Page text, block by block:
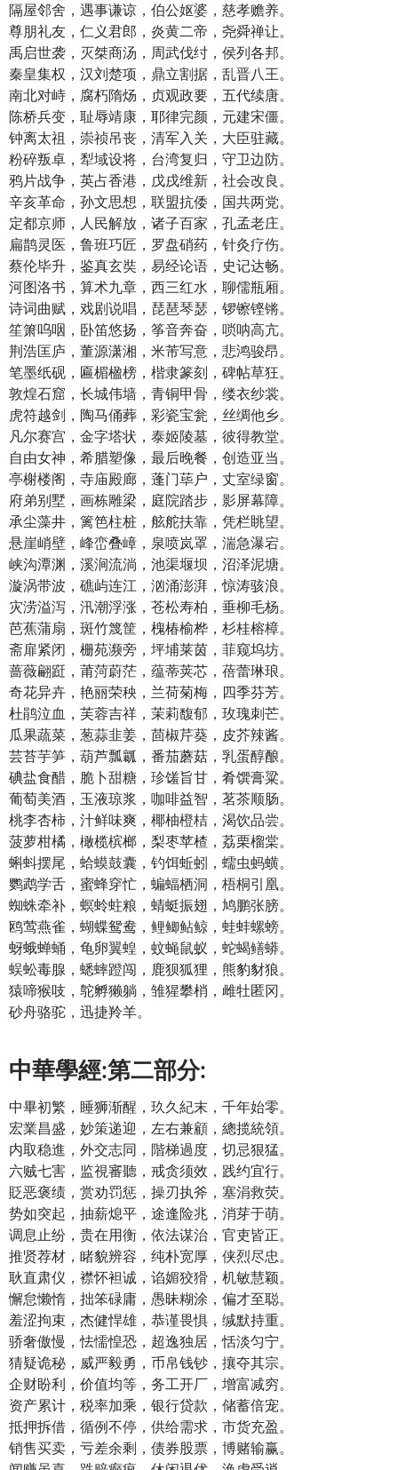
隔屋邻舍，遇事谦谅，伯公妪婆，慈孝赡养。
尊朋礼友，仁义君郎，炎黄二帝，尧舜禅让。
禹启世袭，灭桀商汤，周武伐纣，侯列各邦。
秦皇集权，汉刘楚项，鼎立割据，乱晋八王。
南北对峙，腐朽隋炀，贞观政要，五代续唐。
陈桥兵变，耻辱靖康，耶律完颜，元建宋僵。
钟离太祖，崇祯吊丧，清军入关，大臣驻藏。
粉碎叛卓，犁域设将，台湾复归，守卫边防。
鸦片战争，英占香港，戊戌维新，社会改良。
辛亥革命，孙文思想，联盟抗倭，国共两党。
定都京师，人民解放，诸子百家，孔孟老庄。
扁鹊灵医，鲁班巧匠，罗盘硝药，针灸疗伤。
蔡伦毕升，鉴真玄奘，易经论语，史记达畅。
河图洛书，算术九章，西三红水，聊儒瓶厢。
诗词曲赋，戏剧说唱，琵琶琴瑟，锣镲铿锵。
笙箫呜咽，卧笛悠扬，筝音奔奋，唢呐高亢。
荆浩匡庐，董源潇湘，米芾写意，悲鸿骏昂。
笔墨纸砚，匾楣楹榜，楷隶篆刻，碑帖草狂。
敦煌石窟，长城伟墙，青铜甲骨，缕衣纱裳。
虎符越剑，陶马俑葬，彩瓷宝瓮，丝绸他乡。
凡尔赛宫，金字塔状，泰姬陵墓，彼得教堂。
自由女神，希腊塑像，最后晚餐，创造亚当。
亭榭楼阁，寺庙殿廊，蓬门荜户，丈室绿窗。
府弟别墅，画栋雕梁，庭院踏步，影屏幕障。
承尘藻井，篱笆柱桩，舷舵扶靠，凭栏眺望。
悬崖峭壁，峰峦叠嶂，泉喷岚罩，湍急瀑宕。
峡沟潭渊，溪涧流淌，池渠堰坝，沼泽泥塘。
漩涡带波，礁屿连江，汹涌澎湃，惊涛骇浪。
灾涝溢泻，汛潮浮涨，苍松寿柏，垂柳毛杨。
芭蕉蒲扇，斑竹篾筐，槐椿榆桦，杉桂榕樟。
斋扉紧闭，栅苑濒旁，坪埔莱茵，菲窥坞坊。
蔷薇翩跹，莆菏蔚茫，蕴蒂荚芯，蓓蕾琳琅。
奇花异卉，艳丽荣秧，兰荷菊梅，四季芬芳。
杜鹃泣血，芙蓉吉祥，茉莉馥郁，玫瑰刺芒。
瓜果蔬菜，葱蒜韭姜，茴椒芹葵，皮芥辣酱。
芸苔芋笋，葫芦瓢瓤，番茄蘑菇，乳蛋醇酿。
碘盐食醋，脆卜甜糖，珍馐旨甘，肴馔膏粱。
葡萄美酒，玉液琼浆，咖啡益智，茗茶顺肠。
桃李杏柿，汁鲜味爽，椰柚橙桔，渴饮品尝。
菠萝柑橘，橄榄槟榔，梨枣苹楂，荔栗榴棠。
蝌蚪摆尾，蛤蟆鼓囊，钓饵蚯蚓，蠕虫蚂蟥。
鹦鹉学舌，蜜蜂穿忙，蝙蝠栖洞，梧桐引凰。
蜘蛛牵补，螟蛉蛀粮，蜻蜓振翅，鸠鹏张膀。
鸥莺燕雀，蝴蝶鸳鸯，鲤鲫鲇鲸，蛙蚌螺螃。
蚜蛾蝉蛹，龟卵翼蝗，蚊蝇鼠蚁，蛇蝎鳝蟒。
蜈蚣毒腺，蟋蟀蹬闯，鹿狈狐狸，熊豹豺狼。
猿啼猴吱，鸵孵獭躺，雏猩攀梢，雌牡匿冈。
砂舟骆驼，迅捷羚羊。
中華學經:第二部分:
中畢初繁，睡狮渐醒，玖久紀末，千年始零。
宏業昌盛，妙策递迎，左右兼顧，總揽統領。
内取稳進，外交志同，階梯過度，切忌狠猛。
六贼七害，监視審聽，戒贪须效，践约宜行。
貶恶褒绩，赏劝罚惩，操刃执斧，塞涓救荧。
势如突起，抽薪熄平，途逢险兆，消芽于萌。
调息止纷，贵在用衡，依法谋治，官吏皆正。
推贤荐材，睹貌辨容，纯朴宽厚，侠烈尽忠。
耿直肃仪，襟怀袒诚，谄媚狡猾，机敏慧颖。
懈怠懒惰，拙笨碌庸，愚昧糊涂，偏才至聪。
羞涩拘束，杰健悍雄，恭谨畏惧，缄默持重。
骄奢傲慢，怯懦惶恐，超逸独居，恬淡匀宁。
猜疑诡秘，威严毅勇，币帛钱钞，攘夺其宗。
企财盼利，价值均等，务工开厂，增富减穷。
资产累计，税率加乘，银行贷款，储蓄倍宠。
抵押拆借，循例不停，供给需求，市货充盈。
销售买卖，亏差余剩，债券股票，博赌输赢。